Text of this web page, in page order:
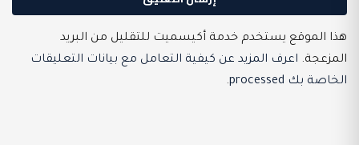
هذا الموقع يستخدم خدمة أكيسميت للتقليل من البريد
المزعجة. اعرف المزيد عن كيفية التعامل مع بيانات التعليقات
الخاصة بك processed
.